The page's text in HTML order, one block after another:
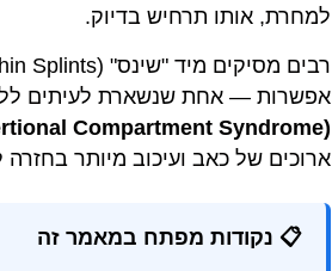
למחרת, אותו תרחיש בדיוק.
אפשרות — אחת שנשארת לעיתים
(CECS – Chronic Exertional Compartment Syndrome)
ארוכים של כאב ועיכוב מיותר
📋 נקודות מפתח במאמר זה